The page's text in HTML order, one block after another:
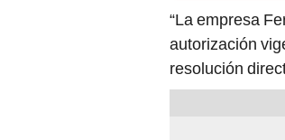
“La empresa
autorización
resolución